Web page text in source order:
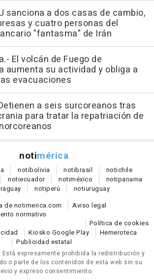
sanciona a dos casas de cambio,
y cuatro personas del
"fantasma" de Irán
El volcán de Fuego de
aumenta su actividad y obliga a
evacuaciones
a seis surcoreanos tras
para tratar la repatriación de
notimérica
notibolivia notibrasil notichile
notiecuador notiméxico notipanama
notiperú notiuruguay
de notimerica.com
Aviso legal
normativo
Política de cookies
Kiosko Google Play
Hemeroteca
Publicidad estatal
Está expresamente prohibida la redistribución y
o parte de los contenidos de esta web sin su
y expreso consentimiento.